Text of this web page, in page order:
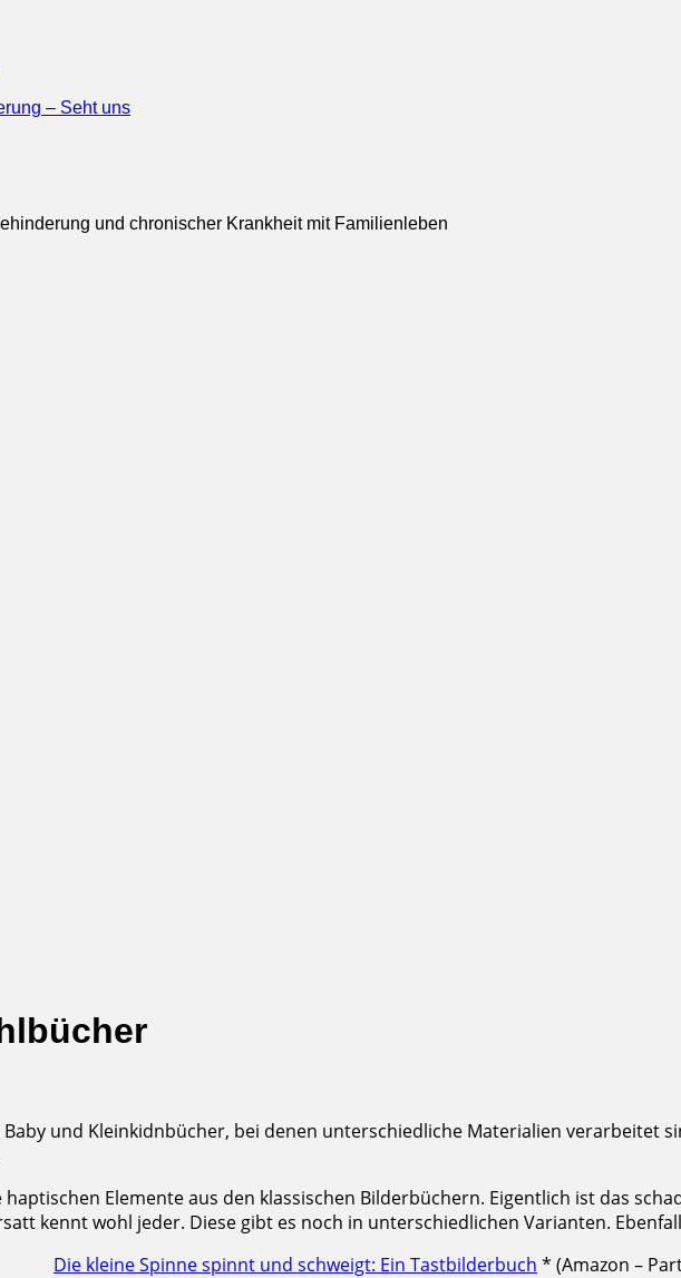
– Seht uns
und chronischer Krankheit mit Familienleben
und Kleinkidnbücher, bei denen unterschiedliche Materialien verarbeitet
Elemente aus den klassischen Bilderbüchern. Eigentlich ist das
kennt wohl jeder. Diese gibt es noch in unterschiedlichen Varianten.
Die kleine Spinne spinnt und schweigt: Ein Tastbilderbuch * (Amazon –